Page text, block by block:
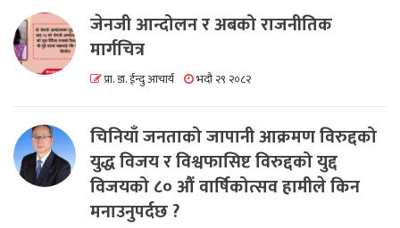
जेनजी आन्दोलन र अबको राजनीतिक
मार्गचित्र
प्रा. डा. ईन्दु आचार्य भदौ २९ २०८२
चिनियाँ जनताको जापानी आक्रमण विरुद्दको
युद्ध विजय र विश्वफासिष्ट विरुद्दको युद्द
विजयको ८० औं वार्षिकोत्सव हामीले किन
मनाउनुपर्दछ ?